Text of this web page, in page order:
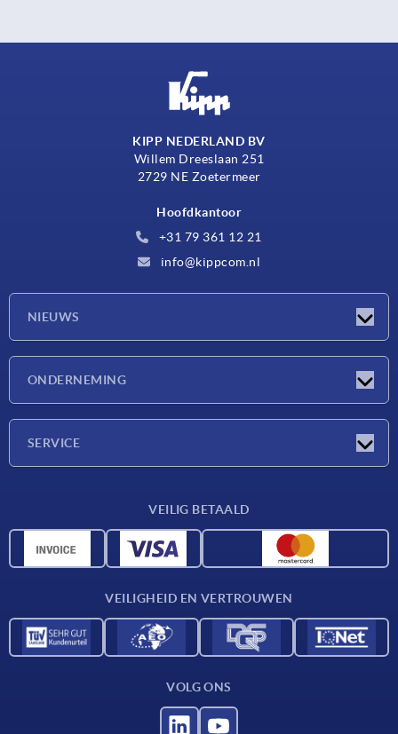
KIPP NEDERLAND BV
Willem Dreeslaan 251
2729 NE Zoetermeer
Hoofdkantoor
+31 79 361 12 21
info@kippcom.nl
NIEUWS
ONDERNEMING
SERVICE
CAD-gegevens
VEILIG BETAALD
VEILIGHEID EN VERTROUWEN
VOLG ONS